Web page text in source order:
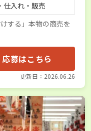
仕入れ・販売
する」本物の商売を
応募はこちら
更新日：2026.06.26